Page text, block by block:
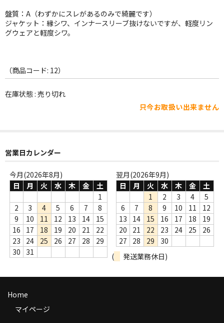
J-POP
FOLK,SSW
レア盤（1万円以上）
Webのみ no.1
Webのみ no.2
Webのみ no.3
Webのみ no.4
売り切れ
Help
送料
盤質：A（わずかにスレがあるのみで綺麗です）
ジャケット：縁シワ、インナースリーブ抜けないですが、軽度リン
グウェアと軽度シワ。
（商品コード: 12）
在庫状態 : 売り切れ
只今お取扱い出来ません
営業日カレンダー
今月(2026年8月)
日
月 火 水 木 金
土
1
2
3 4 5 6 7
8
9
10 11 12 13 14
15
16
17 18 19 20 21
22
23
24 25 26 27 28
29
30
31
翌月(2026年9月)
日
月 火 水 木 金
土
1
2 3 4
5
6
7 8 9 10 11
12
13
14 15 16 17 18
19
20
21 22 23 24 25
26
27
28 29
30
(
発送業務休日)
Home
マイページ